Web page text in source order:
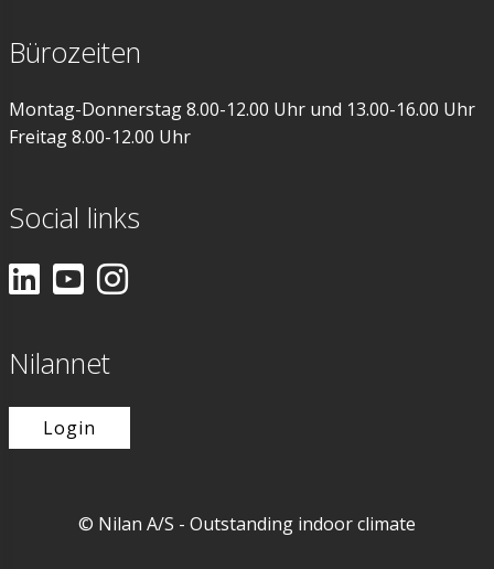
Bürozeiten
Montag-Donnerstag 8.00-12.00 Uhr und 13.00-16.00 Uhr
Freitag 8.00-12.00 Uhr
Social links
Nilannet
Login
© Nilan A/S - Outstanding indoor climate